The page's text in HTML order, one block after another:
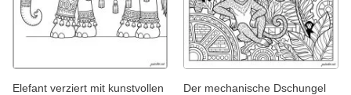
Elefant verziert mit kunstvollen
Der mechanische Dschungel